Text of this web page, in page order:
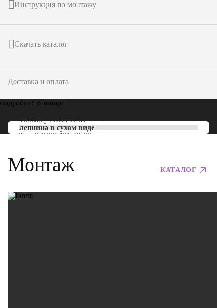
Инструкция по монтажу
Скачать каталог
Доставка и оплата
подробнее о товаре
Только уARTPOLE
лепнина в сухом виде
Тел: 8 (800) 101-53-00
Монтаж КАТАЛОГ